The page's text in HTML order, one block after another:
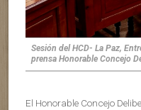
Sesión del HCD- La Paz,
prensa Honorable Concejo
El Honorable Concejo